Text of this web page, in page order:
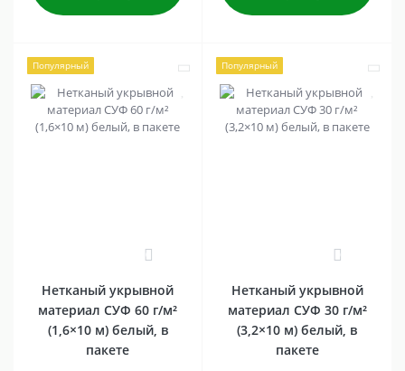
Популярный
0
Нетканый укрывной
материал СУФ 60 г/м²
(1,6×10 м) белый, в
пакете
Популярный
0
Нетканый укрывной
материал СУФ 30 г/м²
(3,2×10 м) белый, в
пакете